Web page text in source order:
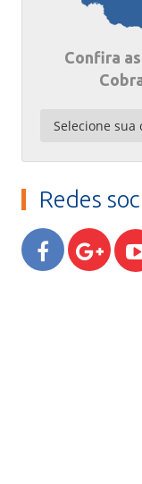
Confira
Redes